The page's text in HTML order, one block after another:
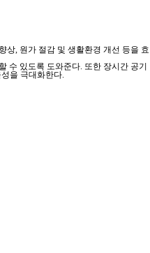
상, 원가 절감 및 생활환경 개선 등을 효
수 있도록 도와준다. 또한 장시간 공기
을 극대화한다.